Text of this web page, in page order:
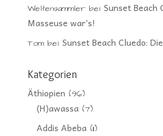
Weltensammlerbei Sunset Beach
Masseuse war’s!
Tombei Sunset Beach Cluedo:
Kategorien
Äthiopien (96)
(H)awassa(7)
Addis Abeba(11)